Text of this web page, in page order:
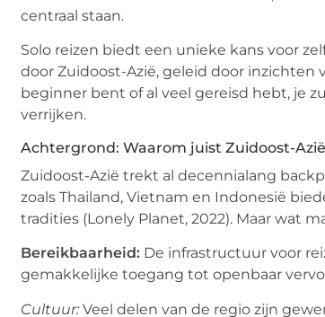
centraal staan.
Solo reizen biedt een unieke kans voor
door Zuidoost-Azië, geleid door inzichten
beginner bent of al veel gereisd hebt, je
verrijken.
Achtergrond: Waarom juist Zuidoost-
Zuidoost-Azië trekt al decennialang
zoals Thailand, Vietnam en Indonesië
tradities (Lonely Planet, 2022). Maar wat
Bereikbaarheid: De infrastructuur voor
gemakkelijke toegang tot openbaar
Cultuur: Veel delen van de regio zijn